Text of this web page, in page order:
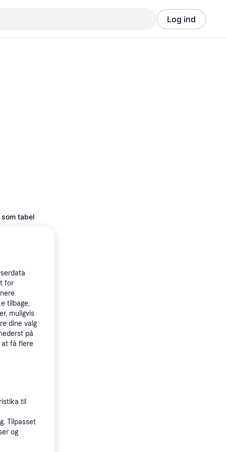
Log ind
tabel
Tab
4.2
for
tilbage,
muligvis
dine valg
på
at få flere
til
Tilpasset
og